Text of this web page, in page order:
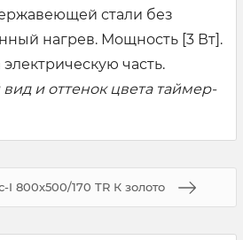
стали без
нагрев. Мощность [3 Вт].
часть.
и оттенок цвета таймер-
800х500/170 TR К золото